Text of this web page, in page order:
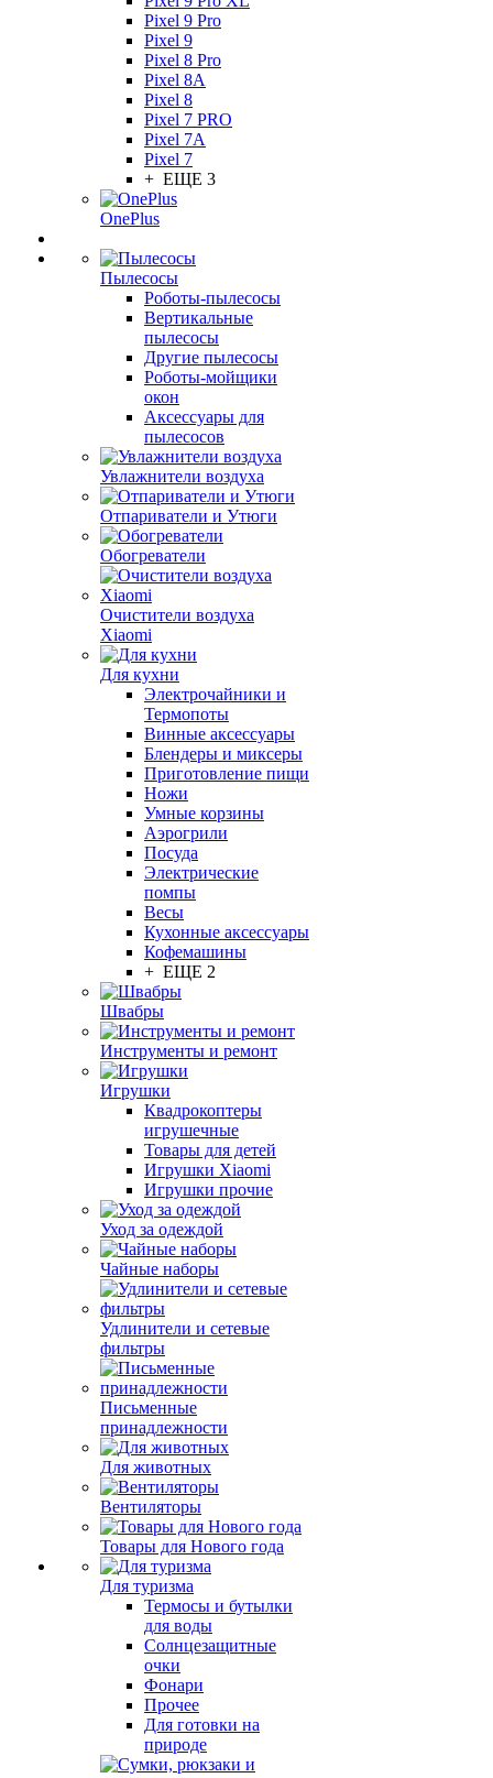
Pixel 9 Pro
Pixel 9
Pixel 8 Pro
Pixel 8A
Pixel 8
Pixel 7 PRO
Pixel 7A
Pixel 7
+ ЕЩЕ 3
OnePlus
Пылесосы
Роботы-пылесосы
Вертикальные
пылесосы
Другие пылесосы
Роботы-мойщики
окон
Аксессуары для
пылесосов
Увлажнители воздуха
Отпариватели и Утюги
Обогреватели
Очистители воздуха
Xiaomi
Для кухни
Электрочайники и
Термопоты
Винные аксессуары
Блендеры и миксеры
Приготовление пищи
Ножи
Умные корзины
Аэрогрили
Посуда
Электрические
помпы
Весы
Кухонные аксессуары
Кофемашины
+ ЕЩЕ 2
Швабры
Инструменты и ремонт
Игрушки
Квадрокоптеры
игрушечные
Товары для детей
Игрушки Xiaomi
Игрушки прочие
Уход за одеждой
Чайные наборы
Удлинители и сетевые
фильтры
Письменные
принадлежности
Для животных
Вентиляторы
Товары для Нового года
Для туризма
Термосы и бутылки
для воды
Солнцезащитные
очки
Фонари
Прочее
Для готовки на
природе